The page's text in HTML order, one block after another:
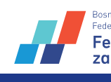
content